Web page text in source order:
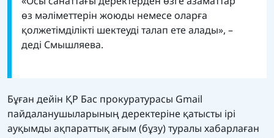
өз мәліметтерін жоюды немесе оларға
қолжетімділікті шектеуді талап ете алады», –
деді Смышляева.
Бұған дейін ҚР Бас прокуратурасы Gmail
пайдаланушыларының деректеріне қатысты ірі
ауқымды ақпараттық ағым (бұзу) туралы хабарлаған